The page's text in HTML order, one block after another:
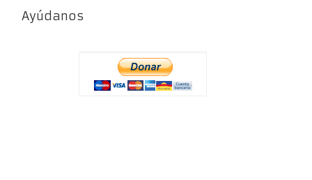
Ayúdanos